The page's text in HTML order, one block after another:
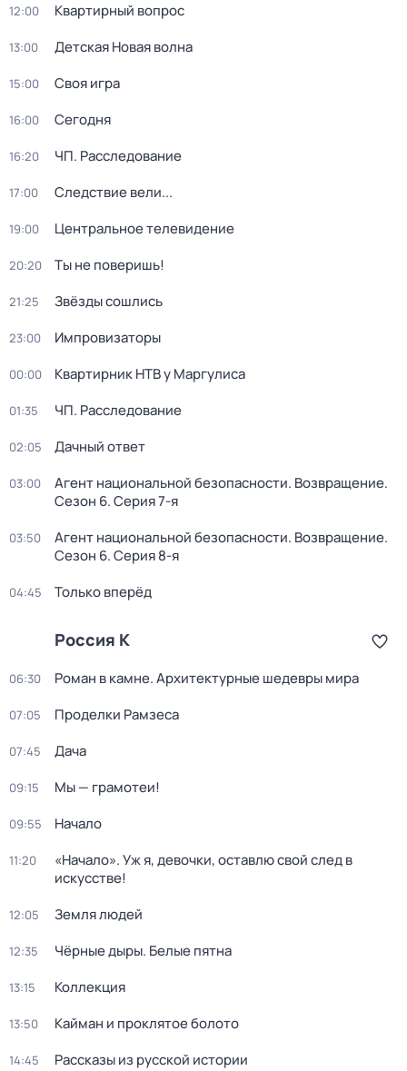
12:00 Квартирный вопрос
13:00 Детская Новая волна
15:00 Своя игра
16:00 Сегодня
16:20 ЧП. Расследование
17:00 Следствие вели...
19:00 Центральное телевидение
20:20 Ты не поверишь!
21:25 Звёзды сошлись
23:00 Импровизаторы
00:00 Квартирник НТВ у Маргулиса
01:35 ЧП. Расследование
02:05 Дачный ответ
03:00 Агент национальной безопасности. Возвращение.
Сезон 6. Серия 7-я
03:50 Агент национальной безопасности. Возвращение.
Сезон 6. Серия 8-я
04:45 Только вперёд
Россия К
06:30 Роман в камне. Архитектурные шедевры мира
07:05 Проделки Рамзеса
07:45 Дача
09:15 Мы — грамотеи!
09:55 Начало
11:20
«Начало». Уж я, девочки, оставлю свой след в
искусстве!
12:05 Земля людей
12:35 Чёрные дыры. Белые пятна
13:15 Коллекция
13:50 Кайман и проклятое болото
14:45 Рассказы из русской истории